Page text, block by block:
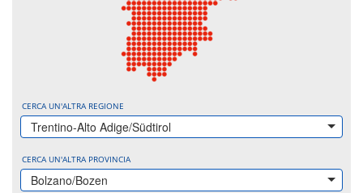
CERCA UN'ALTRA REGIONE
Trentino-Alto Adige/Südtirol
CERCA UN'ALTRA PROVINCIA
Bolzano/Bozen